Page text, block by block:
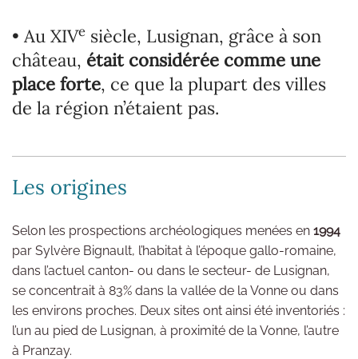
• Au XIVe siècle, Lusignan, grâce à son
château, était considérée comme une
place forte, ce que la plupart des villes
de la région n’étaient pas.
Les origines
Selon les prospections archéologiques menées en 1994
par Sylvère Bignault, l’habitat à l’époque gallo-romaine,
dans l’actuel canton- ou dans le secteur- de Lusignan,
se concentrait à 83% dans la vallée de la Vonne ou dans
les environs proches. Deux sites ont ainsi été inventoriés :
l’un au pied de Lusignan, à proximité de la Vonne, l’autre
à Pranzay.